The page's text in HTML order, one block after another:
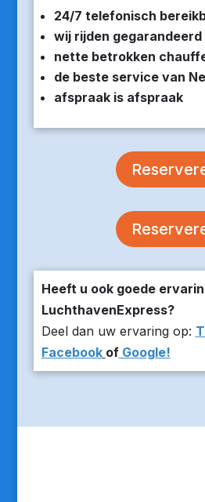
24/7 telefonisch
wij rijden gegarandeerd
nette betrokken
de beste service van
afspraak is afspraak
Heeft u ook goede
LuchthavenExpress?
Deel dan uw ervaring op:
Facebook ofGoogle!